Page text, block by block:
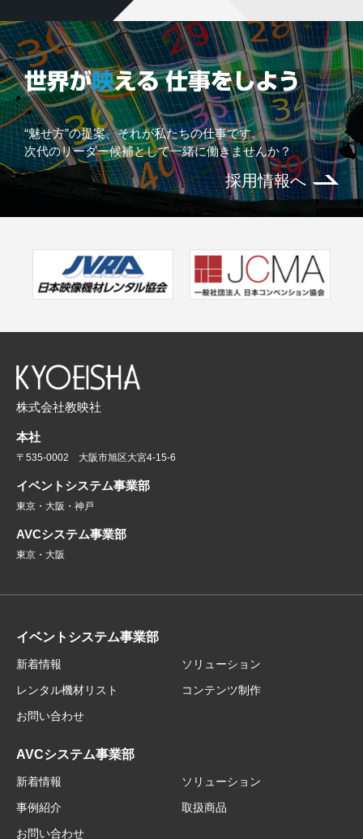
“魅せ方”の提案、それが私たちの仕事です。
次代のリーダー候補として一緒に働きませんか？
採用情報へ
株式会社教映社
本社
〒535-0002 大阪市旭区大宮4-15-6
イベントシステム事業部
東京・大阪・神戸
AVCシステム事業部
東京・大阪
イベントシステム事業部
新着情報
ソリューション
レンタル機材リスト
コンテンツ制作
お問い合わせ
AVCシステム事業部
新着情報
ソリューション
事例紹介
取扱商品
お問い合わせ